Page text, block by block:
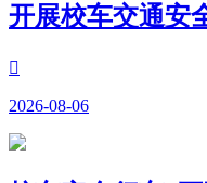
开展校车交通安

2026-08-06